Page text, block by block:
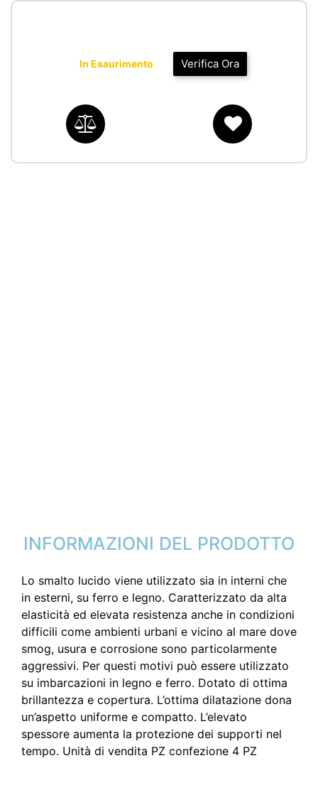
Verifica Ora
In Esaurimento
INFORMAZIONI DEL PRODOTTO
Lo smalto lucido viene utilizzato sia in interni che
in esterni, su ferro e legno. Caratterizzato da alta
elasticità ed elevata resistenza anche in condizioni
difficili come ambienti urbani e vicino al mare dove
smog, usura e corrosione sono particolarmente
aggressivi. Per questi motivi può essere utilizzato
su imbarcazioni in legno e ferro. Dotato di ottima
brillantezza e copertura. L’ottima dilatazione dona
un’aspetto uniforme e compatto. L’elevato
spessore aumenta la protezione dei supporti nel
tempo. Unità di vendita PZ confezione 4 PZ